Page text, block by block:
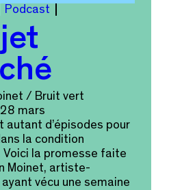
Podcast
/ Bruit vert
mars
autant d’épisodes pour
la condition
Voici la promesse faite
Moinet, artiste-
vécu une semaine